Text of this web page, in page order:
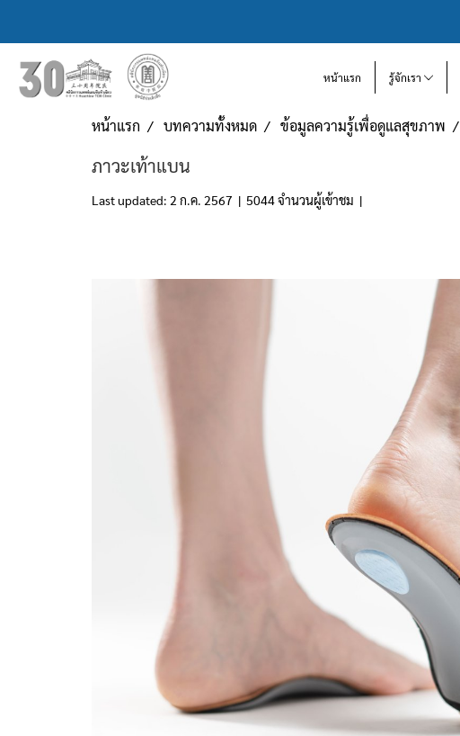
หน้าแรก รู้จักเรา
หน้าแรก บทความทั้งหมด ข้อมูลความรู้เพื่อดูแลสุขภาพ
ภาวะเท้าแบน
Last updated: 2 ก.ค. 2567 | 5044 จำนวนผู้เข้าชม |